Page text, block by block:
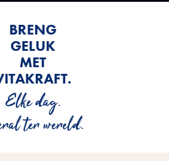
BRENG
GELUK
MET
Elke dag.
ter wereld.